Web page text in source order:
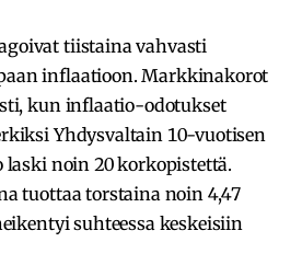
tiistaina vahvasti
inflaatioon. Markkinakorot
kun inflaatio-odotukset
Yhdysvaltain 10-vuotisen
noin 20 korkopistettä.
tuottaa torstaina noin 4,47
suhteessa keskeisiin